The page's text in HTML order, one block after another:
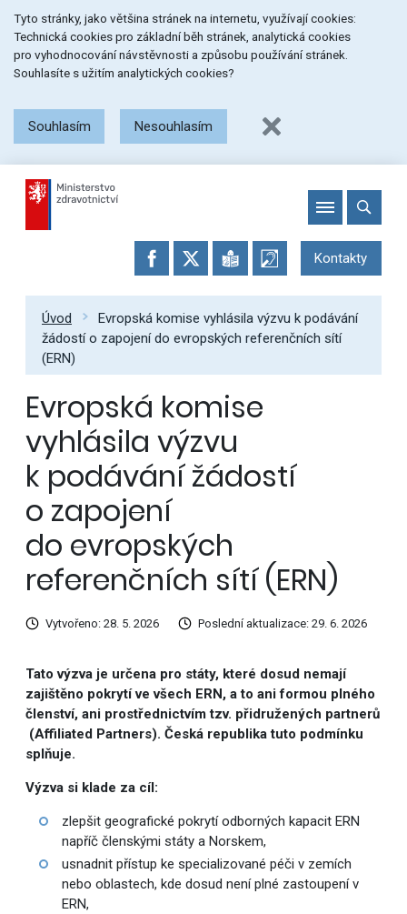
na
menu
na
obsah
na
patičku
stránky
Tyto stránky, jako většina stránek na internetu, využívají cookies:
Technická cookies pro základní běh stránek, analytická cookies
pro vyhodnocování návstěvnosti a způsobu používání stránek.
Souhlasíte s užitím analytických cookies?
Souhlasím Nesouhlasím
Kontakty
Úvod
Evropská komise vyhlásila výzvu k podávání
žádostí o zapojení do evropských referenčních sítí
(ERN)
Evropská komise
vyhlásila výzvu
k podávání žádostí
o zapojení
do evropských
referenčních sítí (ERN)
Vytvořeno: 28. 5. 2026 Poslední aktualizace: 29. 6. 2026
Tato výzva je určena pro státy, které dosud nemají
zajištěno pokrytí ve všech ERN, a to ani formou plného
členství, ani prostřednictvím tzv. přidružených partnerů
(Affiliated Partners). Česká republika tuto podmínku
splňuje.
Výzva si klade za cíl:
zlepšit geografické pokrytí odborných kapacit ERN
napříč členskými státy a Norskem,
usnadnit přístup ke specializované péči v zemích
nebo oblastech, kde dosud není plné zastoupení v
ERN,